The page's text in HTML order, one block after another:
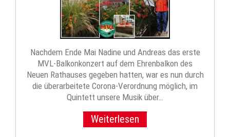
Nachdem Ende Mai Nadine und Andreas das erste
MVL-Balkonkonzert auf dem Ehrenbalkon des
Neuen Rathauses gegeben hatten, war es nun durch
die überarbeitete Corona-Verordnung möglich, im
Quintett unsere Musik über…
Weiterlesen